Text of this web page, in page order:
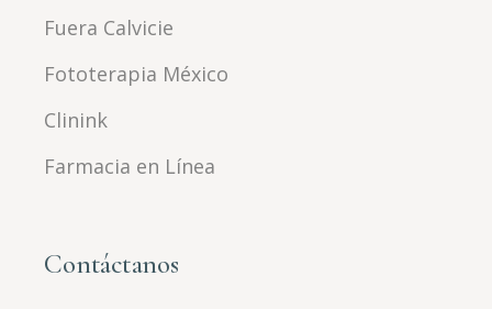
Fuera Calvicie
Fototerapia México
Clinink
Farmacia en Línea
Contáctanos